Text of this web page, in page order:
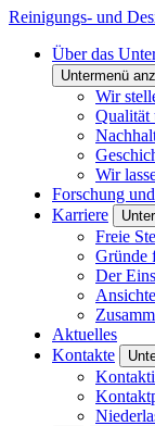
Reinigungs- und
Über das
Untermenü
Wir
Qualität
Wir
Forschung
Karriere
Freie
Gründe
Der
Aktuelles
Kontakte